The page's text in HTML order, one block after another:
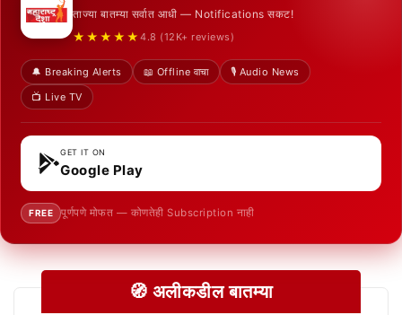
ताज्या बातम्या सर्वात आधी — Notifications सकट!
★★★★★ 4.8 (12K+ reviews)
🔔 Breaking Alerts 📖 Offline वाचा
🎙️ Audio News
📺 Live TV
GET IT ON
Google Play
FREE पूर्णपणे मोफत — कोणतेही Subscription नाही
🧭 अलीकडील बातम्या